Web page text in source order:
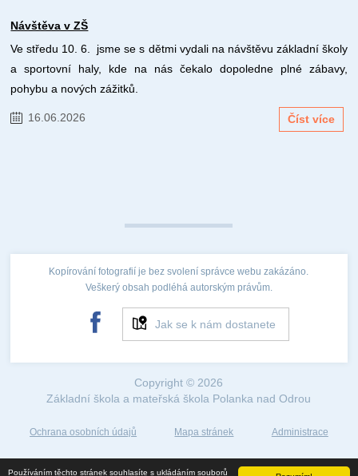
Používáním těchto stránek souhlasíte s ukládáním souborů
Návštěva v ZŠ
Ve středu 10. 6. jsme se s dětmi vydali na návštěvu základní školy
a sportovní haly, kde na nás čekalo dopoledne plné zábavy,
pohybu a nových zážitků.
16.06.2026 Číst více
Kopírování fotografií je bez svolení správce webu zakázáno.
Veškerý obsah podléhá autorským právům.
Jak se k nám dostanete
Copyright © 2026
Základní škola a mateřská škola Polanka nad Odrou
Ochrana osobních údajů Mapa stránek Administrace